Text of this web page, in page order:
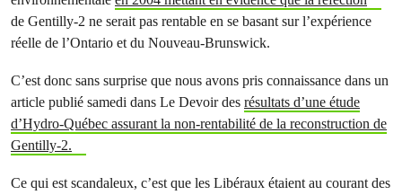
de Gentilly-2 ne serait pas rentable en se basant sur l’expérience
réelle de l’Ontario et du Nouveau-Brunswick.
C’est donc sans surprise que nous avons pris connaissance dans un
article publié samedi dans Le Devoir des résultats d’une étude
d’Hydro-Québec assurant la non-rentabilité de la reconstruction de
Gentilly-2.
Ce qui est scandaleux, c’est que les Libéraux étaient au courant des